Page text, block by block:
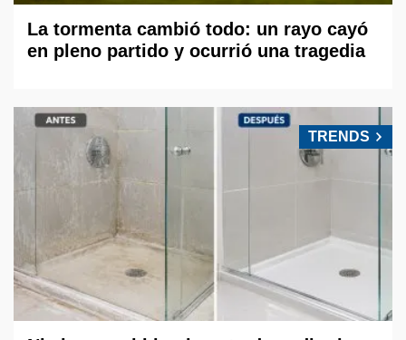
La tormenta cambió todo: un rayo cayó
en pleno partido y ocurrió una tragedia
TRENDS